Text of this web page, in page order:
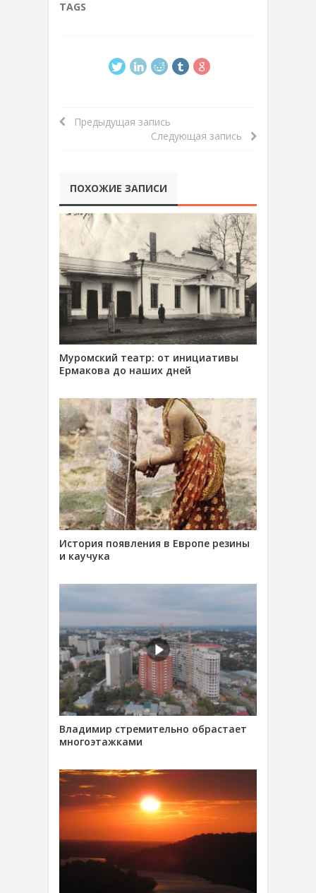
TAGS
Предыдущая запись
Следующая запись
ПОХОЖИЕ ЗАПИСИ
Муромский театр: от инициативы
Ермакова до наших дней
История появления в Европе резины
и каучука
Владимир стремительно обрастает
многоэтажками